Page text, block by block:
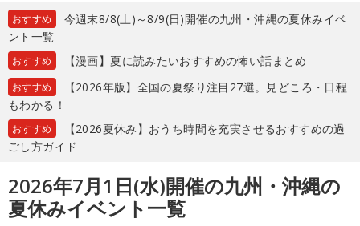
おすすめ
今週末8/8(土)～8/9(日)開催の九州・沖縄の夏休みイベ
ント一覧
おすすめ 【漫画】夏に読みたいおすすめの怖い話まとめ
おすすめ
【2026年版】全国の夏祭り注目27選。見どころ・日程
もわかる！
おすすめ
【2026夏休み】おうち時間を充実させるおすすめの過
ごし方ガイド
2026年7月1日(水)開催の九州・沖縄の
夏休みイベント一覧